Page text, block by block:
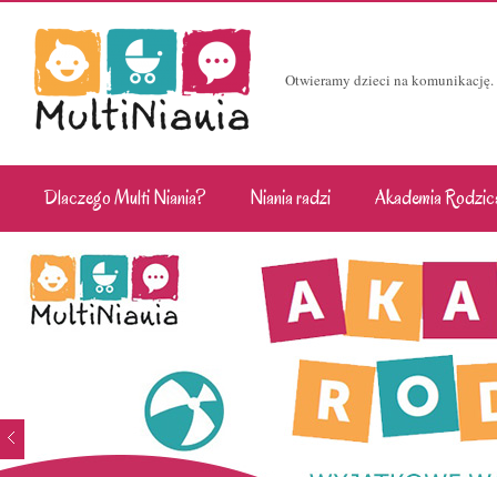
Otwieramy dzieci na
Dlaczego Multi Niania? Niania radzi Akademia